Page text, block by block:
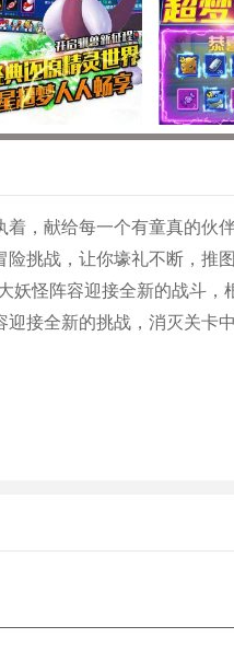
着，献给每一个有童真的伙
挑战，让你壕礼不断，推
怪阵容迎接全新的战斗，
接全新的挑战，消灭关卡